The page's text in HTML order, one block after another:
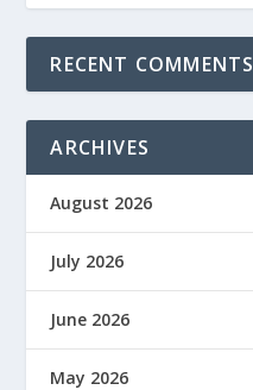
RECENT COMMENTS
ARCHIVES
August 2026
July 2026
June 2026
May 2026